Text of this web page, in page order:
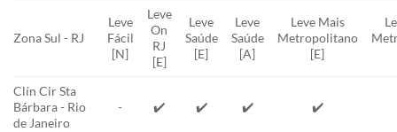
Zona Sul - RJ
Leve
Fácil
[N]
Leve
On
RJ
[E]
Leve
Saúde
[E]
Leve
Saúde
[A]
Leve Mais
Metropolitano
[E]
Clín Cir Sta
Bárbara - Rio
de Janeiro
- ✔️ ✔️ ✔️ ✔️